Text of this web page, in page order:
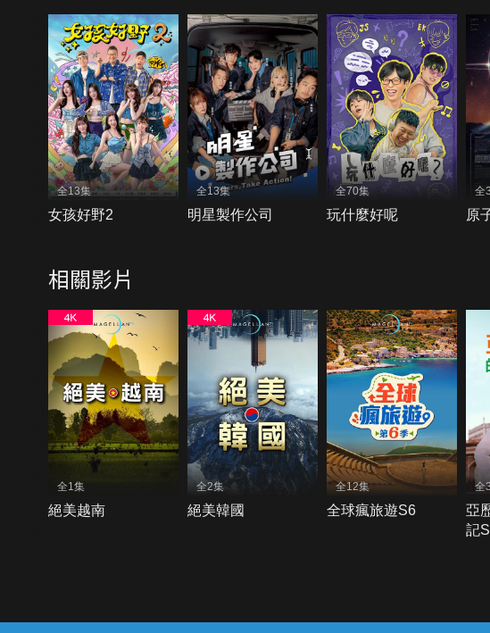
全13集
女孩好野2
全13集
明星製作公司
全70集
玩什麼好呢
全
原
相關影片
全1集
絕美越南
全2集
絕美韓國
全12集
全球瘋旅遊S6
全
亞
記